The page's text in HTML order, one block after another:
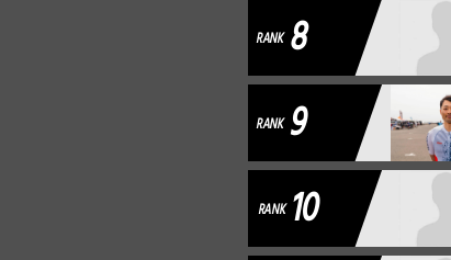
RANK 8
RANK 9
RANK 10